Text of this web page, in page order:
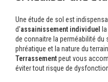
Une étude de sol est
d'assainissement individuel
de connaitre la perméabilité du
phréatique et la nature du
Terrassementpeut vous
éviter tout risque de